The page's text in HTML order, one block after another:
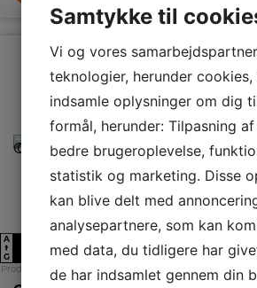
A
↑
G
Produktdatablad
↑
G
E
Produktdatablad
Samtykke til
Vi og vores
teknologier, herunder
indsamle oplysninger om dig
formål, herunder: Tilpasning
bedre brugeroplevelse,
statistik og marketing. Disse
kan blive delt med
analysepartnere, som kan
med data, du tidligere har
de har indsamlet gennem din